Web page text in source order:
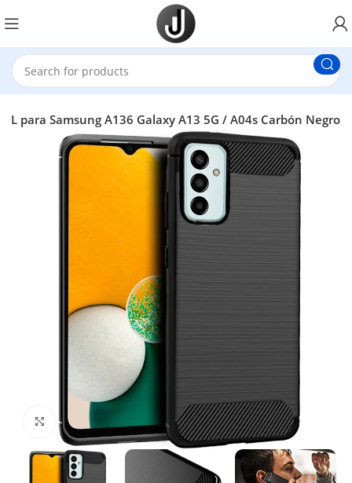
para Samsung A136 Galaxy A13 5G / A04s Carbón Negro
Click to enlarge